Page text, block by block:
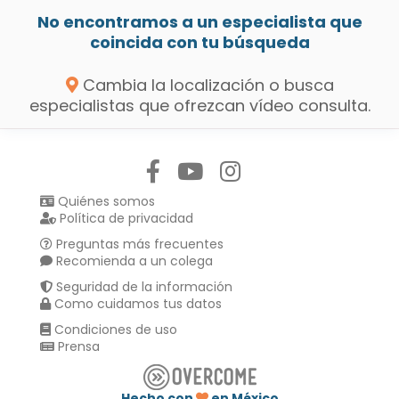
No encontramos a un especialista que
coincida con tu búsqueda
Cambia la localización o busca
especialistas que ofrezcan vídeo consulta.
Quiénes somos
Política de privacidad
Preguntas más frecuentes
Recomienda a un colega
Seguridad de la información
Como cuidamos tus datos
Condiciones de uso
Prensa